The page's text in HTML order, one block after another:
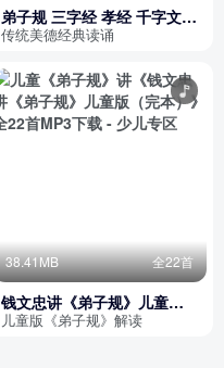
弟子规 三字经 孝经 千字文
简体版 读诵 美德经典读诵-华
美德文化出品
传统美德经典读诵
38.41MB 全22首
钱文忠讲《弟子规》儿童版
（完本）
儿童版《弟子规》解读